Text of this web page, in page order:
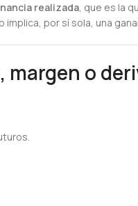
realizada, que es la
implica, por sí sola, una
margen o